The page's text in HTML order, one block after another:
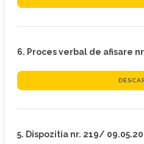
6. Proces verbal de afisare
5. Dispozitia nr. 219/